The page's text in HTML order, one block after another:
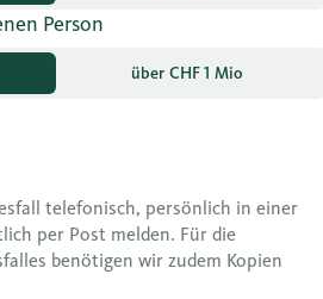
Person
über CHF 1 Mio
telefonisch, persönlich in einer
per Post melden. Für die
benötigen wir zudem Kopien